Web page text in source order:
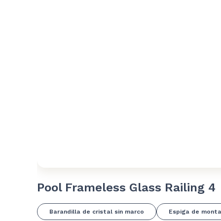
Pool Frameless Glass Railing 4
Barandilla de cristal sin marco Espiga de